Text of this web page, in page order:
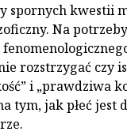
spornych kwestii
Na
rozstrzygać czy
i „prawdziwa
tym, jak płeć jest